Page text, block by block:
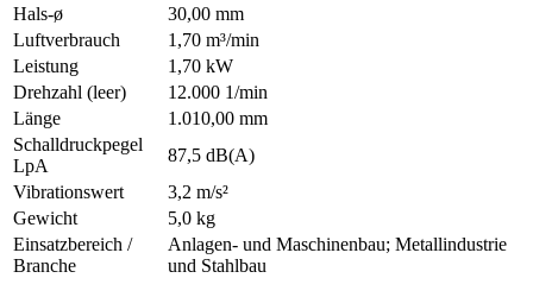
Hals-ø
30,00 mm
Luftverbrauch
1,70 m³/min
Leistung
1,70 kW
Drehzahl (leer)
12.000 1/min
Länge
1.010,00 mm
Schalldruckpegel
LpA
87,5 dB(A)
Vibrationswert
3,2 m/s²
Gewicht
5,0 kg
Einsatzbereich /
Branche
Anlagen- und Maschinenbau; Metallindustrie
und Stahlbau